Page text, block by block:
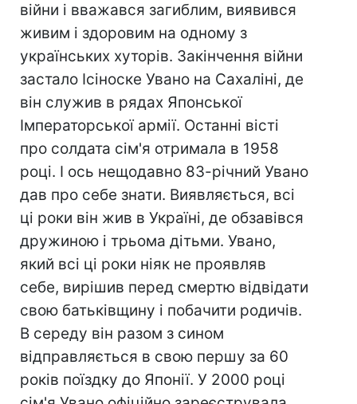
війни і вважався загиблим, виявився
живим і здоровим на одному з
українських хуторів. Закінчення війни
застало Ісіноске Увано на Сахаліні, де
він служив в рядах Японської
Імператорської армії. Останні вісті
про солдата сім'я отримала в 1958
році. І ось нещодавно 83-річний Увано
дав про себе знати. Виявляється, всі
ці роки він жив в Україні, де обзавівся
дружиною і трьома дітьми. Увано,
який всі ці роки ніяк не проявляв
себе, вирішив перед смертю відвідати
свою батьківщину і побачити родичів.
В середу він разом з сином
відправляється в свою першу за 60
років поїздку до Японії. У 2000 році